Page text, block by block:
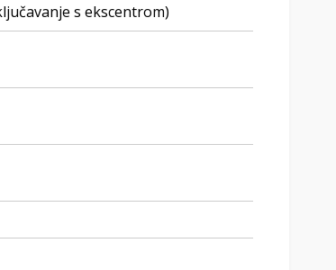
s ekscentrom)